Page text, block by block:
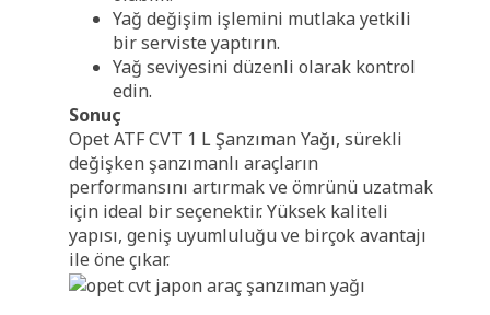
Yağ değişim işlemini mutlaka yetkili
bir serviste yaptırın.
Yağ seviyesini düzenli olarak kontrol
edin.
Sonuç
Opet ATF CVT 1 L Şanzıman Yağı, sürekli
değişken şanzımanlı araçların
performansını artırmak ve ömrünü uzatmak
için ideal bir seçenektir. Yüksek kaliteli
yapısı, geniş uyumluluğu ve birçok avantajı
ile öne çıkar.